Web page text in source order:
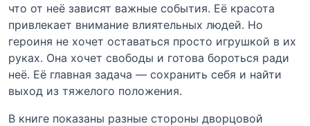
что от неё зависят важные события. Её красота
привлекает внимание влиятельных людей. Но
героиня не хочет оставаться просто игрушкой в их
руках. Она хочет свободы и готова бороться ради
неё. Её главная задача — сохранить себя и найти
выход из тяжелого положения.
В книге показаны разные стороны дворцовой